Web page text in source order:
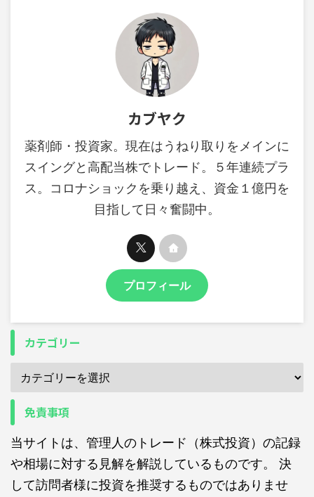
カブヤク
薬剤師・投資家。現在はうねり取りをメインに
スイングと高配当株でトレード。５年連続プラ
ス。コロナショックを乗り越え、資金１億円を
目指して日々奮闘中。
プロフィール
カテゴリー
免責事項
当サイトは、管理人のトレード（株式投資）の記録
や相場に対する見解を解説しているものです。 決
して訪問者様に投資を推奨するものではありませ